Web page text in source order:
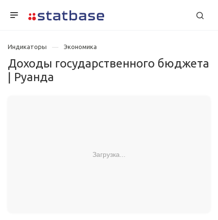
Индикаторы Экономика
Доходы государственного бюджета
| Руанда
Загрузка...